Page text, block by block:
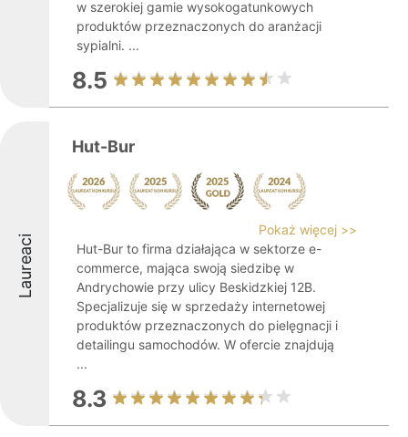
w szerokiej gamie wysokogatunkowych
produktów przeznaczonych do aranżacji
sypialni. ...
8.5
Laureaci
Hut-Bur
Pokaż więcej >>
Hut-Bur to firma działająca w sektorze e-
commerce, mająca swoją siedzibę w
Andrychowie przy ulicy Beskidzkiej 12B.
Specjalizuje się w sprzedaży internetowej
produktów przeznaczonych do pielęgnacji i
detailingu samochodów. W ofercie znajdują
...
8.3